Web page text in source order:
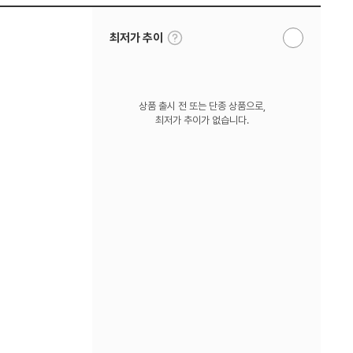
최저가 추이
툴
팁
알
상품 출시 전 또는 단종 상품으로,
최저가 추이가 없습니다.